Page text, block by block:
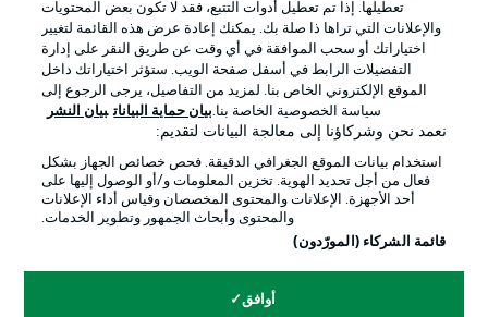
اللاعبون
© 2026 Bundesliga-Gruppe GmbH
تعطيلها. إذا تم تعطيل أدوات التتبع، فقد لا تكون بعض المحتويات
والإعلانات التي تراها ذا صلة بك. يمكنك إعادة عرض هذه القائمة لتغيير
اختياراتك أو سحب الموافقة في أي وقت عن طريق النقر على إدارة
التفضيلات الرابط في أسفل صفحة الويب. ستؤثر اختياراتك داخل
الموقع الإلكتروني الخاص بنا. لمزيد من التفاصيل، يرجى الرجوع إلى
سياسة الخصوصية الخاصة بنا.بيان حماية البيانات بيان النشر
نعمد نحن وشركاؤنا إلى معالجة البيانات لتقديم:
استخدام بيانات الموقع الجغرافي الدقيقة. فحص خصائص الجهاز بشكل
فعال من أجل تحديد الهوية. تخزين المعلومات و/أو الوصول إليها على
أحد الأجهزة. الإعلانات والمحتوى المخصصان وقياس أداء الإعلانات
والمحتوى وأبحاث الجمهور وتطوير الخدمات.
قائمة الشركاء (المورّدون)
أوافق